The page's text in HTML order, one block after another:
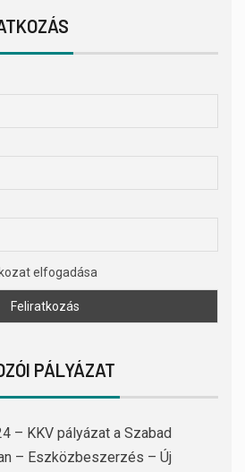
elfogadása
PÁLYÁZAT
– KKV pályázat a Szabad
– Eszközbeszerzés – Új